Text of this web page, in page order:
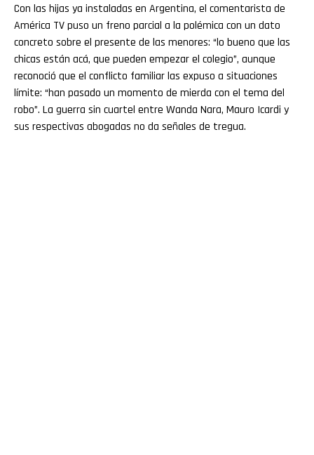
Con las hijas ya instaladas en Argentina, el comentarista de
América TV puso un freno parcial a la polémica con un dato
concreto sobre el presente de las menores: “lo bueno que las
chicas están acá, que pueden empezar el colegio”, aunque
reconoció que el conflicto familiar las expuso a situaciones
límite: “han pasado un momento de mierda con el tema del
robo”. La guerra sin cuartel entre Wanda Nara, Mauro Icardi y
sus respectivas abogadas no da señales de tregua.